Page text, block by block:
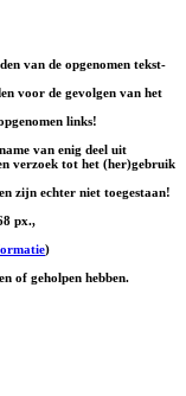
van de opgenomen tekst-
voor de gevolgen van het
links!
van enig deel uit
verzoek tot het (her)gebruik
zijn echter niet toegestaan!
px.,
)
of geholpen hebben.